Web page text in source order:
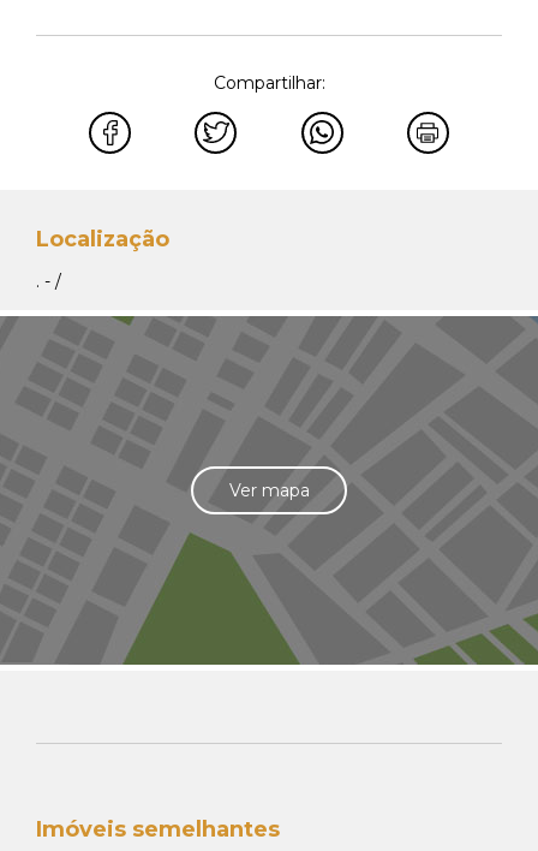
Compartilhar:
Localização
. - /
Ver mapa
Imóveis semelhantes